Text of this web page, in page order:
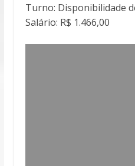
Turno: Disponibilidade
Salário: R$ 1.466,00